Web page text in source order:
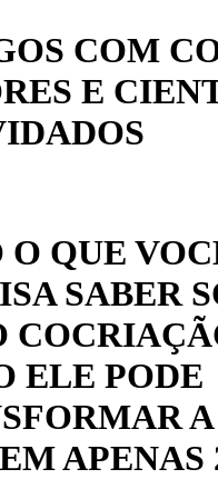
COM
E
O QUE
SABER
ELE PODE
A
APENAS